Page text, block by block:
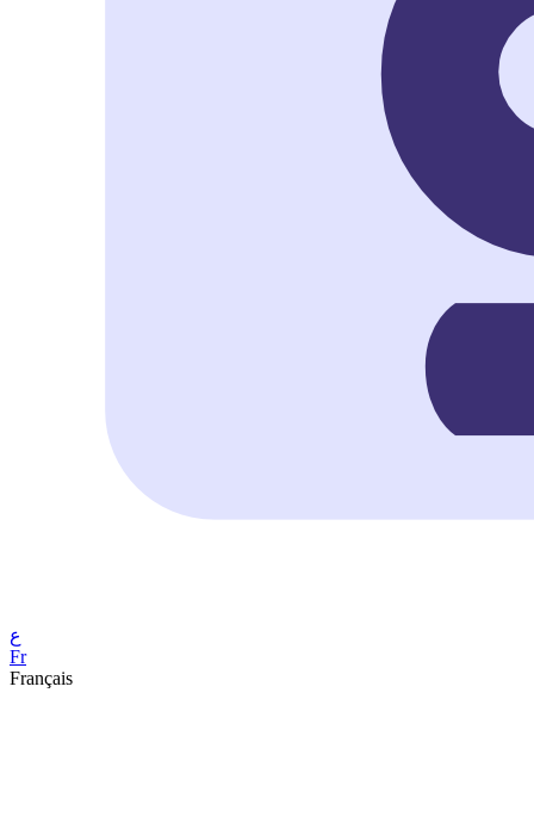
ع
Fr
Français